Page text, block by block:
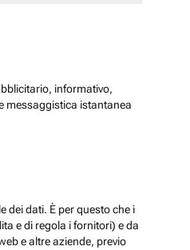
informativo,
messaggistica istantanea
dei dati. È per questo che i
e di regola i fornitori) e da
e altre aziende, previo